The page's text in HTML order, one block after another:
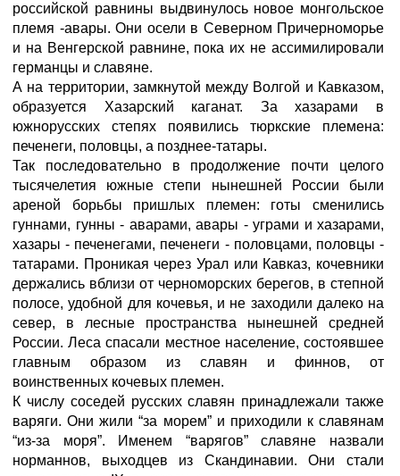
российской равнины выдвинулось новое монгольское
племя -авары. Они осели в Северном Причерноморье
и на Венгерской равнине, пока их не ассимилировали
германцы и славяне.
А на территории, замкнутой между Волгой и Кавказом,
образуется Хазарский каганат. За хазарами в
южнорусских степях появились тюркские племена:
печенеги, половцы, а позднее-татары.
Так последовательно в продолжение почти целого
тысячелетия южные степи нынешней России были
ареной борьбы пришлых племен: готы сменились
гуннами, гунны - аварами, авары - уграми и хазарами,
хазары - печенегами, печенеги - половцами, половцы -
татарами. Проникая через Урал или Кавказ, кочевники
держались вблизи от черноморских берегов, в степной
полосе, удобной для кочевья, и не заходили далеко на
север, в лесные пространства нынешней средней
России. Леса спасали местное население, состоявшее
главным образом из славян и финнов, от
воинственных кочевых племен.
К числу соседей русских славян принадлежали также
варяги. Они жили “за морем” и приходили к славянам
“из-за моря”. Именем “варягов” славяне назвали
норманнов, выходцев из Скандинавии. Они стали